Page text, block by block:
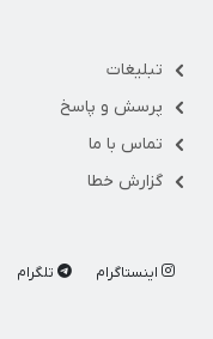
تبلیغات
پرسش و پاسخ
تماس با ما
گزارش خطا
اینستاگرام تلگرام